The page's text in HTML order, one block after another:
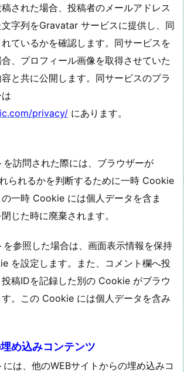
された場合、投稿者のメールアドレス
字列をGravatar サービスに提供し、同
ているかを確認します。同サービスを
、プロフィール画像を取得させていた
と共に公開します。同サービスのプラ
privacy/ にあります。
訪問された際には、ブラウザーが
られるかを判断するために一時 Cookie
一時 Cookie には個人データを含ま
じた時に廃棄されます。
参照した場合は、画面表示情報を保持
を設定します。また、コメント欄へ投
稿IDを記録した別の Cookie がブラウ
。この Cookie には個人データを含み
め込みコンテンツ
は、他のWEBサイトからの埋め込みコ